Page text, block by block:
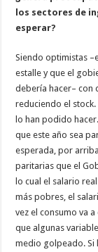
los sectores de
esperar?
Siendo optimistas
estalle y que el
debería hacer– con
reduciendo el stock.
lo han podido
que este año sea
esperada, por
paritarias que el
lo cual el salario
más pobres, el
vez el consumo va
que algunas
medio golpeado. Si